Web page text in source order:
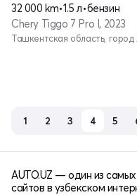
32 000 km•1.5 л•бензин
Chery Tiggo 7 Pro I, 2023
Ташкентская область,
1 2 3 4 5
AUTO.UZ — один из
сайтов в узбекском